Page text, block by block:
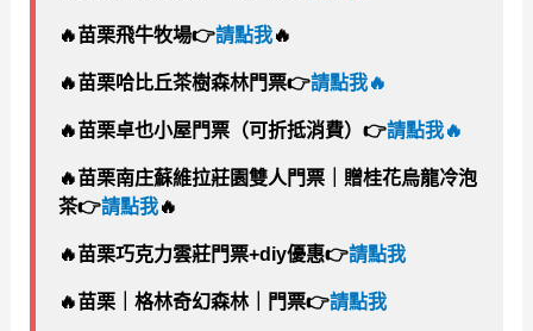
🔥苗栗飛牛牧場👉請點我🔥
🔥苗栗哈比丘茶樹森林門票👉請點我🔥
🔥苗栗卓也小屋門票（可折抵消費）👉請點我🔥
🔥苗栗南庄蘇維拉莊園雙人門票｜贈桂花烏龍冷泡
茶👉請點我🔥
🔥苗栗巧克力雲莊門票+diy優惠👉請點我
🔥苗栗｜格林奇幻森林｜門票👉請點我